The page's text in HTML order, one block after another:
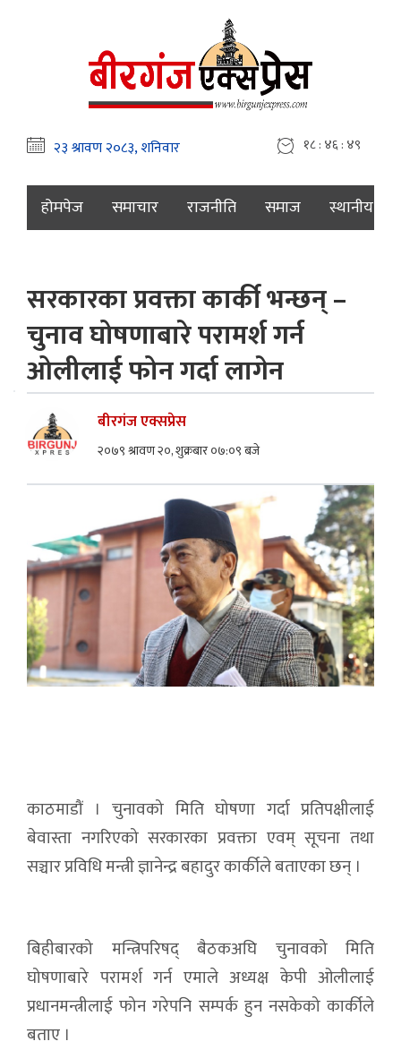
१८ : ४६ : ५०
होमपेज समाचार राजनीति समाज स्थानीय
सरकारका प्रवक्ता कार्की भन्छन् –
चुनाव घोषणाबारे परामर्श गर्न
ओलीलाई फोन गर्दा लागेन
बीरगंज एक्सप्रेस
२०७९ श्रावण २०, शुक्रबार ०७:०९ बजे
काठमाडौं । चुनावको मिति घोषणा गर्दा प्रतिपक्षीलाई
बेवास्ता नगरिएको सरकारका प्रवक्ता एवम् सूचना तथा
सञ्चार प्रविधि मन्त्री ज्ञानेन्द्र बहादुर कार्कीले बताएका छन् ।
बिहीबारको मन्त्रिपरिषद् बैठकअघि चुनावको मिति
घोषणाबारे परामर्श गर्न एमाले अध्यक्ष केपी ओलीलाई
प्रधानमन्त्रीलाई फोन गरेपनि सम्पर्क हुन नसकेको कार्कीले
बताए ।